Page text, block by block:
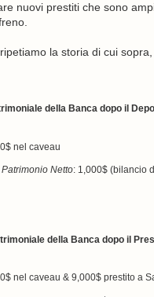
nuovi prestiti che sono
la storia di cui
della Banca dopo il
nel caveau
Netto: 1,000$ (bilancio
della Banca dopo il
nel caveau & 9,000$ prestito a